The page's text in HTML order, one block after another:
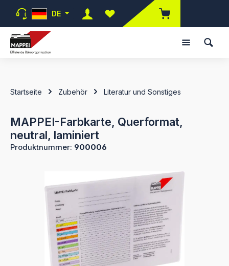
Zum Hauptinhalt springen
DE
Du hast 0 Produkte auf dem
Startseite Zubehör Literatur und Sonstiges
MAPPEI-Farbkarte, Querformat,
neutral, laminiert
Produktnummer: 900006